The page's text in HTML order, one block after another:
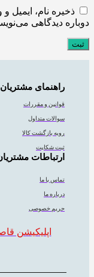
ذخیره نام، ایمیل
دوباره دیدگاهی
راهنمای مشتریان
قوانین و مقررات
سوالات متداول
رویه بازگشت کالا
ثبت شکایت
ارتباطات
تماس با ما
درباره ما
حریم خصوصی
اپلیکیشن